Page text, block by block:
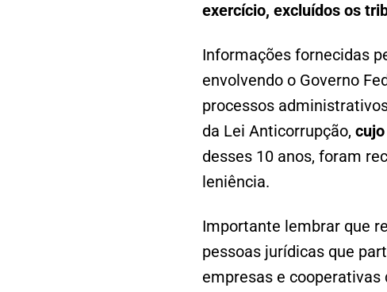
exercício, excluídos os
Informações fornecidas
envolvendo o Governo
processos
da Lei Anticorrupção,
desses 10 anos, foram
leniência.
Importante lembrar que
pessoas jurídicas que
empresas e